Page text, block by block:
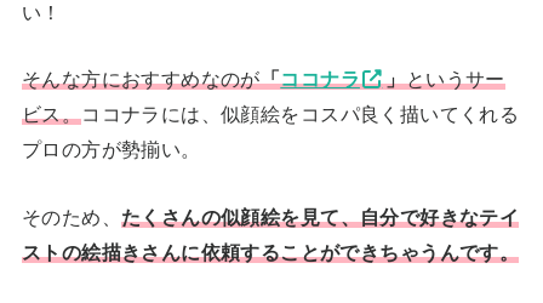
い！
そんな方におすすめなのが「ココナラ 」というサー
ビス。ココナラには、似顔絵をコスパ良く描いてくれる
プロの方が勢揃い。
そのため、 たくさんの似顔絵を見て、自分で好きなテイ
ストの絵描きさんに依頼することができちゃうんです。